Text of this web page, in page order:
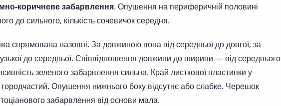
коричневе забарвлення. Опушення на периферичній половині
до сильного, кількість сочевичок середня.
спрямована назовні. За довжиною вона від середньої до довгої, за
до середньої. Співвідношення довжини до ширини — від середнього
зеленого забарвлення сильна. Край листкової пластинки у
городчастий. Опушення нижнього боку відсутнє або слабке. Черешок
забарвлення від основи мала.